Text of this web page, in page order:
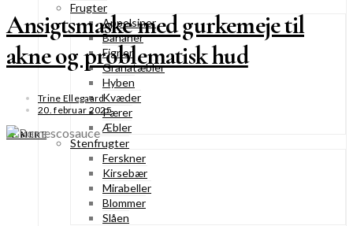
Frugter
Appelsiner
Bananer
Figner
Granatæbler
Hyben
Kvæder
Pærer
Æbler
Stenfrugter
Ferskner
Kirsebær
Mirabeller
Blommer
Slåen
Ansigtsmaske med gurkemeje til
akne og problematisk hud
Trine Ellegaard
20. februar 2025
SE MERE